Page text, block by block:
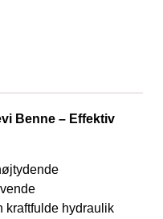
Benne – Effektiv
kraftfulde hydraulik